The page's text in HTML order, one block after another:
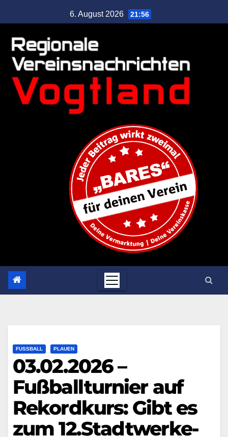
6. August 2026 21:56
FUSSBALL PLAUEN
03.02.2026 –
Fußballturnier auf
Rekordkurs: Gibt es
zum 12.Stadtwerke-